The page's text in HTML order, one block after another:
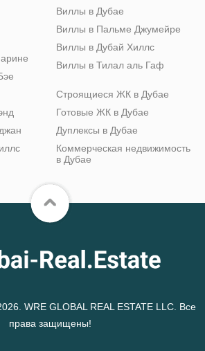
Виллы в Дубае
Виллы в Пальме Джумейре
Виллы в Дубай Хиллс
Виллы в Тилал аль Гаф
Строящиеся ЖК в Дубае
Готовые ЖК в Дубае
Дуплексы в Дубае
Коммерческая недвижимость
в Дубае
WRE GLOBAL REAL ESTATE LLC. Все
права защищены!